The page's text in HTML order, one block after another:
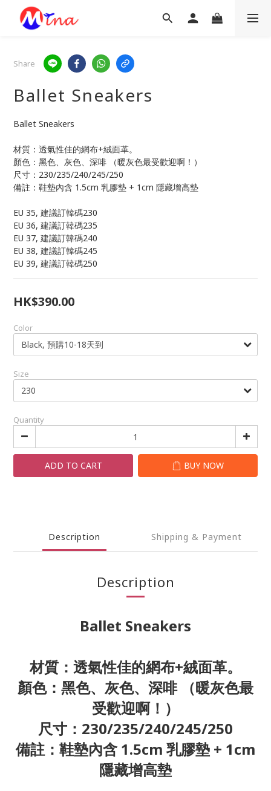
Share
Ballet Sneakers
Ballet Sneakers
材質：透氣性佳的網布+絨面革。
顏色：黑色、灰色、深啡 （暖灰色最受歡迎啊！）
尺寸：230/235/240/245/250
備註：鞋墊內含 1.5cm 乳膠墊 + 1cm 隱藏增高墊
EU 35, 建議訂韓碼230
EU 36, 建議訂韓碼235
EU 37, 建議訂韓碼240
EU 38, 建議訂韓碼245
EU 39, 建議訂韓碼250
HK$390.00
Color
Size
Quantity
ADD TO CART BUY NOW
Description Shipping & Payment
Description
Ballet Sneakers
材質：透氣性佳的網布+絨面革。
顏色：黑色、灰色、深啡 （暖灰色最
受歡迎啊！）
尺寸：230/235/240/245/250
備註：鞋墊內含 1.5cm 乳膠墊 + 1cm
隱藏增高墊